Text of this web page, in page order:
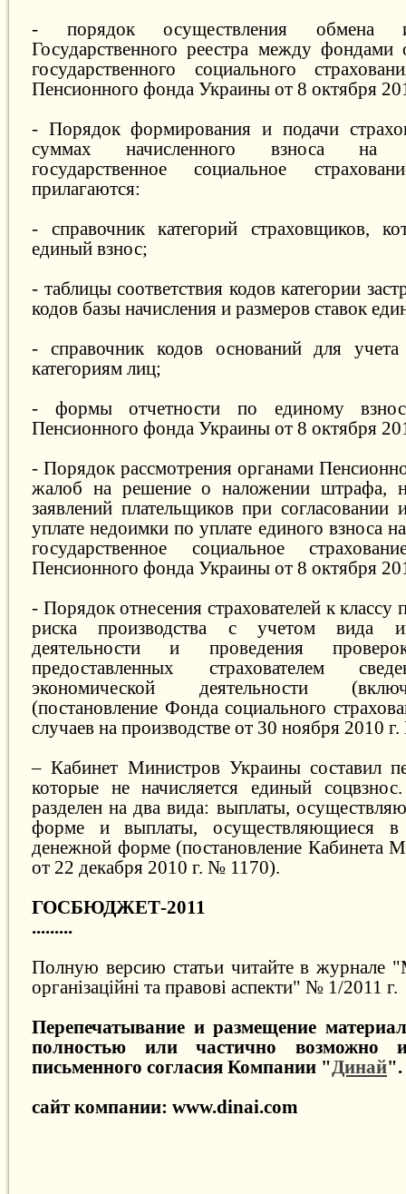
- порядок осуществления обмена
Государственного реестра между фондами
государственного социального
Пенсионного фонда Украины от 8 октября
- Порядок формирования и подачи
суммах начисленного взноса на
государственное социальное
прилагаются:
- справочник категорий страховщиков,
единый взнос;
- таблицы соответствия кодов категории
кодов базы начисления и размеров ставок
- справочник кодов оснований для
категориям лиц;
- формы отчетности по единому
Пенсионного фонда Украины от 8 октября
- Порядок рассмотрения органами
жалоб на решение о наложении штрафа,
заявлений плательщиков при согласовании
уплате недоимки по уплате единого взноса
государственное социальное
Пенсионного фонда Украины от 8 октября
- Порядок отнесения страхователей к классу
риска производства с учетом вида
деятельности и проведения
предоставленных страхователем
экономической деятельности
(постановление Фонда социального
случаев на производстве от 30 ноября 2010
– Кабинет Министров Украины составил
которые не начисляется единый
разделен на два вида: выплаты,
форме и выплаты, осуществляющиеся в
денежной форме (постановление Кабинета
от 22 декабря 2010 г. № 1170).
ГОСБЮДЖЕТ-2011
.........
Полную версию статьи читайте в журнале
організаційні та правові аспекти" № 1/2011 г.
Перепечатывание и размещение
полностью или частично возможно
письменного согласия Компании "Динай".
сайт компании: www.dinai.com